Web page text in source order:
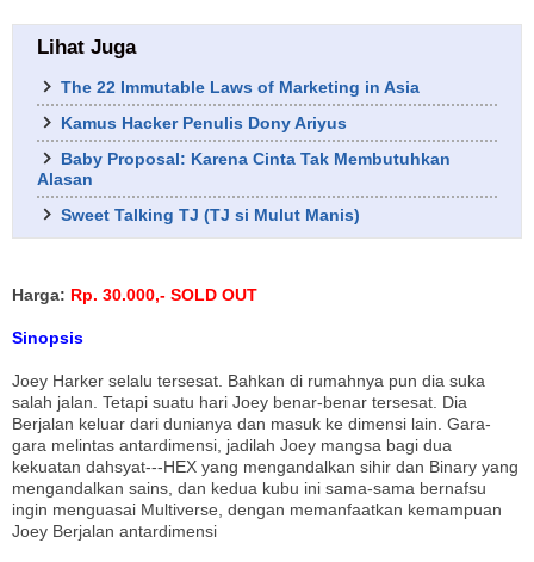
Lihat Juga
The 22 Immutable Laws of Marketing in Asia
Kamus Hacker Penulis Dony Ariyus
Baby Proposal: Karena Cinta Tak Membutuhkan
Alasan
Sweet Talking TJ (TJ si Mulut Manis)
Harga: Rp. 30.000,- SOLD OUT
Sinopsis
Joey Harker selalu tersesat. Bahkan di rumahnya pun dia suka
salah jalan. Tetapi suatu hari Joey benar-benar tersesat. Dia
Berjalan keluar dari dunianya dan masuk ke dimensi lain. Gara-
gara melintas antardimensi, jadilah Joey mangsa bagi dua
kekuatan dahsyat---HEX yang mengandalkan sihir dan Binary yang
mengandalkan sains, dan kedua kubu ini sama-sama bernafsu
ingin menguasai Multiverse, dengan memanfaatkan kemampuan
Joey Berjalan antardimensi